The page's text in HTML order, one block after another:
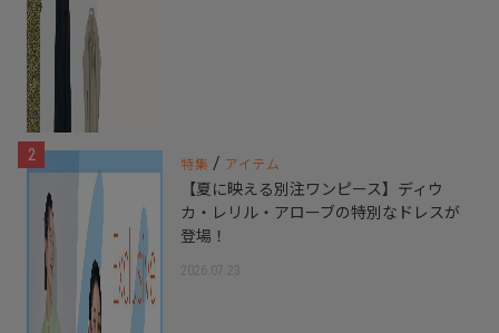
2 特集 / アイテム
【夏に映える別注ワンピース】ディウ
カ・レリル・アローブの特別なドレスが
登場！
2026.07.23